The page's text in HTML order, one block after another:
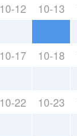
10-12 10-13
10-17 10-18
10-22 10-23